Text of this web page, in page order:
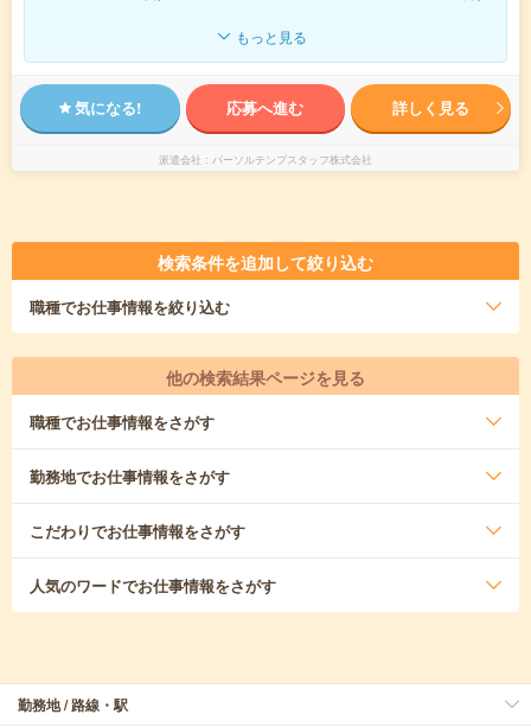
もっと見る
気になる! 応募へ進む 詳しく見る
派遣会社 パーソルテンプスタッフ株式会社
検索条件を追加して絞り込む
職種でお仕事情報を絞り込む
他の検索結果ページを見る
職種でお仕事情報をさがす
勤務地でお仕事情報をさがす
こだわりでお仕事情報をさがす
人気のワードでお仕事情報をさがす
勤務地 / 路線・駅